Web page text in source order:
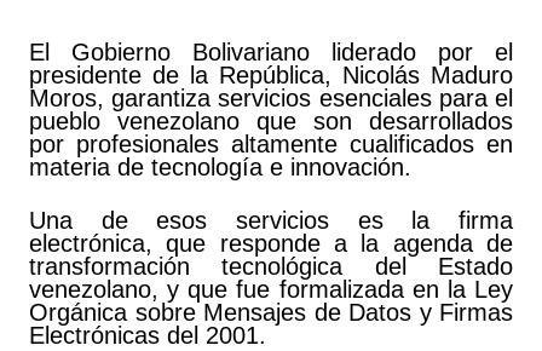
El Gobierno Bolivariano liderado por el
presidente de la República, Nicolás Maduro
Moros, garantiza servicios esenciales para el
pueblo venezolano que son desarrollados
por profesionales altamente cualificados en
materia de tecnología e innovación.
Una de esos servicios es la firma
electrónica, que responde a la agenda de
transformación tecnológica del Estado
venezolano, y que fue formalizada en la Ley
Orgánica sobre Mensajes de Datos y Firmas
Electrónicas del 2001.